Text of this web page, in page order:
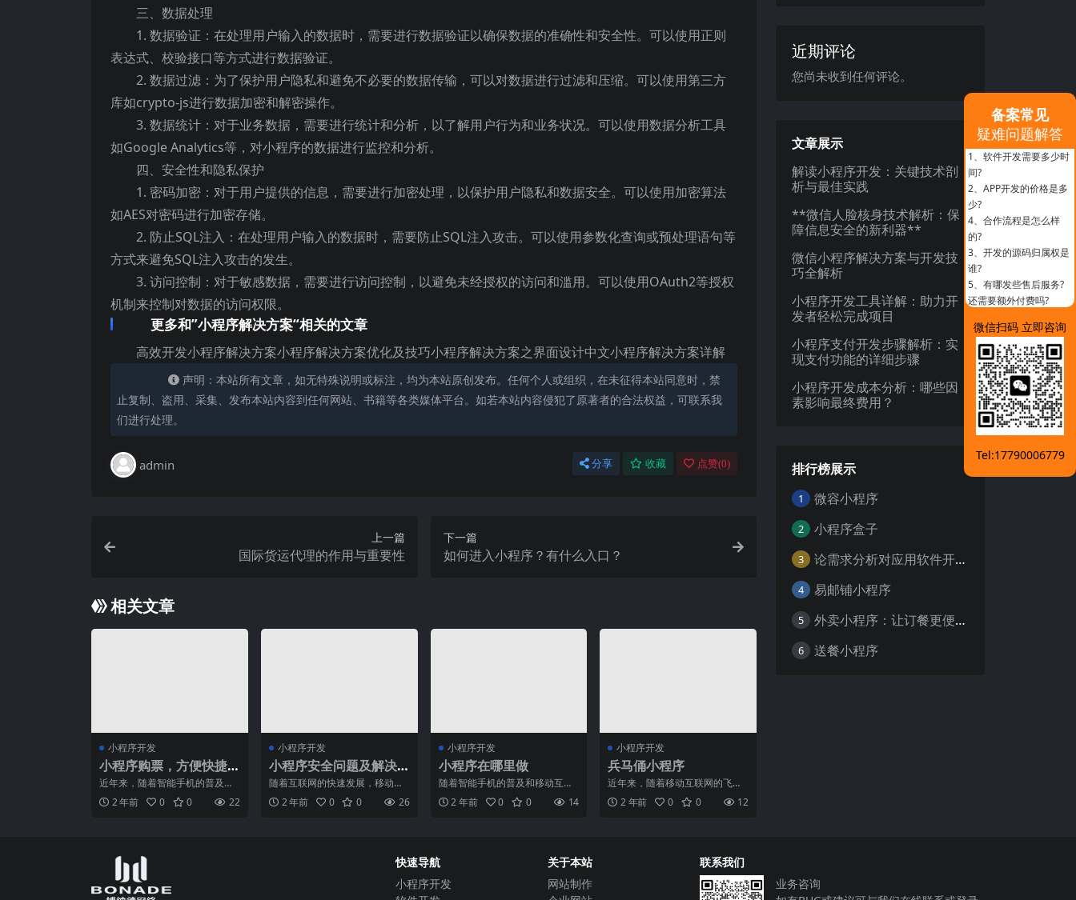
三、数据处理
1. 数据验证：在处理用户输入的数据时，需要进行数据验证以确保数据的准确性和安全性。可以使用正则
表达式、校验接口等方式进行数据验证。
2. 数据过滤：为了保护用户隐私和避免不必要的数据传输，可以对数据进行过滤和压缩。可以使用第三方
库如crypto-js进行数据加密和解密操作。
3. 数据统计：对于业务数据，需要进行统计和分析，以了解用户行为和业务状况。可以使用数据分析工具
如Google Analytics等，对小程序的数据进行监控和分析。
四、安全性和隐私保护
1. 密码加密：对于用户提供的信息，需要进行加密处理，以保护用户隐私和数据安全。可以使用加密算法
如AES对密码进行加密存储。
2. 防止SQL注入：在处理用户输入的数据时，需要防止SQL注入攻击。可以使用参数化查询或预处理语句等
方式来避免SQL注入攻击的发生。
3. 访问控制：对于敏感数据，需要进行访问控制，以避免未经授权的访问和滥用。可以使用OAuth2等授权
机制来控制对数据的访问权限。
更多和”小程序解决方案“相关的文章
高效开发小程序解决方案小程序解决方案优化及技巧小程序解决方案之界面设计中文小程序解决方案详解
声明：本站所有文章，如无特殊说明或标注，均为本站原创发布。任何个人或组织，在未征得本站同意时，禁
止复制、盗用、采集、发布本站内容到任何网站、书籍等各类媒体平台。如若本站内容侵犯了原著者的合法权益，可联系我
们进行处理。
admin 分享 收藏 点赞(0)
上一篇
国际货运代理的作用与重要性
下一篇
如何进入小程序？有什么入口？
相关文章
小程序开发
小程序购票，方便快捷
的预订方式让你不再排
队等候！
近年来，随着智能手机的普及和
移动互联网的发展，小程序成为
了人们生活中不可或缺的一
2 年前 0 0 22
小程序开发
小程序安全问题及解决
方案：保障小程序用户
信息安全
随着互联网的快速发展，移动应
用程序（APP）已经成为我们生
活中不可或缺的一部分。
2 年前 0 0 26
小程序开发
小程序在哪里做
随着智能手机的普及和移动互联
网的迅猛发展，小程序成为了一
种备受关注的应用形式。那
2 年前 0 0 14
小程序开发
兵马俑小程序
近年来，随着移动互联网的飞速
发展，小程序已经成为人们生活
中不可或缺的一部分。小程
2 年前 0 0 12
近期评论
您尚未收到任何评论。
文章展示
解读小程序开发：关键技术剖
析与最佳实践
**微信人脸核身技术解析：保
障信息安全的新利器**
微信小程序解决方案与开发技
巧全解析
小程序开发工具详解：助力开
发者轻松完成项目
小程序支付开发步骤解析：实
现支付功能的详细步骤
小程序开发成本分析：哪些因
素影响最终费用？
排行榜展示
1 微容小程序
2 小程序盒子
3 论需求分析对应用软件开发的重要性
4 易邮铺小程序
5 外卖小程序：让订餐更便捷，吃货的福音
6 送餐小程序
快速导航
小程序开发
关于本站
网站制作
联系我们
业务咨询
备案常见
疑难问题解答
1、 软件开发需要多少时
间?
2、 APP开发的价格是多
少?
4、 合作流程是怎么样
的?
3、 开发的源码归属权是
谁?
5、 有哪发些售后服务?
还需要额外付费吗?
微信扫码 立即咨询
Tel:17790006779